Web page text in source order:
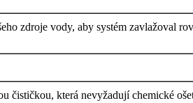
zdroje vody, aby systém
čističkou, která nevyžadují chemické